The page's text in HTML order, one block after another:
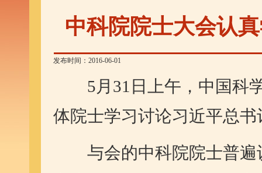
中科院院士大会认
发布时间：2016-06-01
5月31日上午，中国科学
体院士学习讨论习近平总
与会的中科院院士普遍